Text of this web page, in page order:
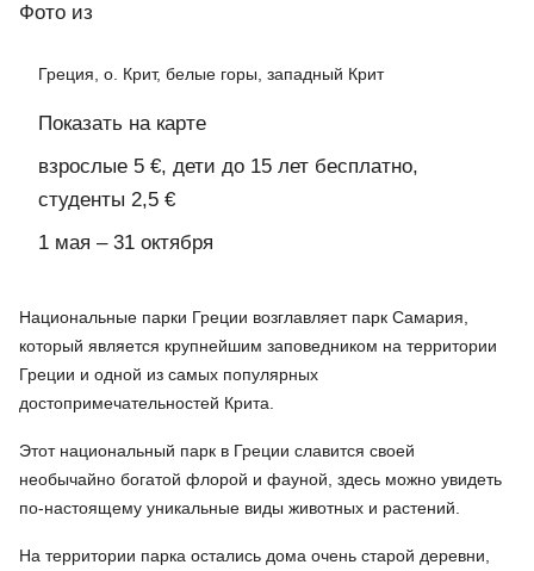
Фото из
Греция, о. Крит, белые горы, западный Крит
Показать на карте
взрослые 5 €, дети до 15 лет бесплатно,
студенты 2,5 €
1 мая – 31 октября
Национальные парки Греции возглавляет парк Самария,
который является крупнейшим заповедником на территории
Греции и одной из самых популярных
достопримечательностей Крита.
Этот национальный парк в Греции славится своей
необычайно богатой флорой и фауной, здесь можно увидеть
по-настоящему уникальные виды животных и растений.
На территории парка остались дома очень старой деревни,